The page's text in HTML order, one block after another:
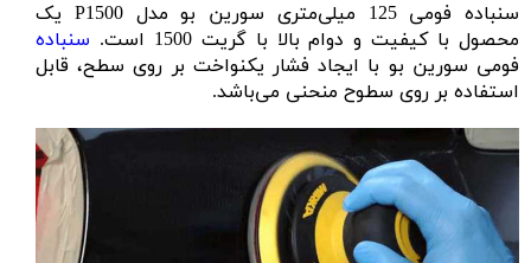
سنباده فومی 125 میلی‌متری سورین بو مدل P1500 یک
محصول با کیفیت و دوام بالا با گریت 1500 است.
سنباده
فومی سورین بو با ایجاد فشار یکنواخت بر روی سطح، قابل
استفاده بر روی سطوح منحنی می‌باشد.